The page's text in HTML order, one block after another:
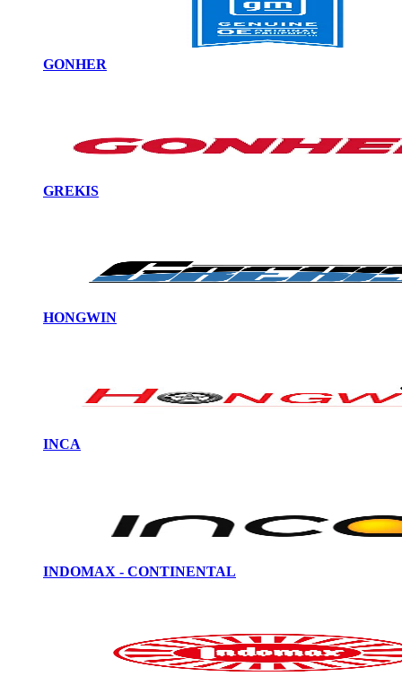
GONHER
GREKIS
HONGWIN
INCA
INDOMAX - CONTINENTAL